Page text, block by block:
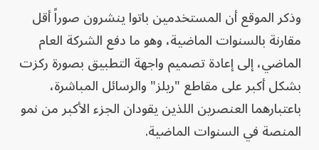
وذكر الموقع أن المستخدمين باتوا ينشرون صوراً أقل
مقارنة بالسنوات الماضية، وهو ما دفع الشركة العام
الماضي، إلى إعادة تصميم واجهة التطبيق بصورة ركزت
بشكل أكبر على مقاطع "ريلز" والرسائل المباشرة،
باعتبارهما العنصرين اللذين يقودان الجزء الأكبر من نمو
المنصة في السنوات الماضية.